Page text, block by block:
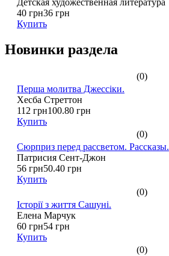
40 грн36 грн
Купить
Новинки раздела
(0)
Перша молитва Джессіки.
Хесба Стреттон
112 грн100.80 грн
Купить
(0)
Сюрприз перед рассветом. Рассказы.
Патрисия Сент-Джон
56 грн50.40 грн
Купить
(0)
Історії з життя Сашуні.
Елена Марчук
60 грн54 грн
Купить
(0)